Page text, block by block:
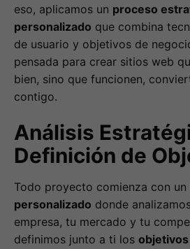
eso, aplicamos un proceso
personalizado que combina
de usuario y objetivos de
pensada para crear sitios web
bien, sino que funcionen,
contigo.
Análisis
Definición de
Todo proyecto comienza con un
personalizado donde
empresa, tu mercado y tu
definimos junto a ti los